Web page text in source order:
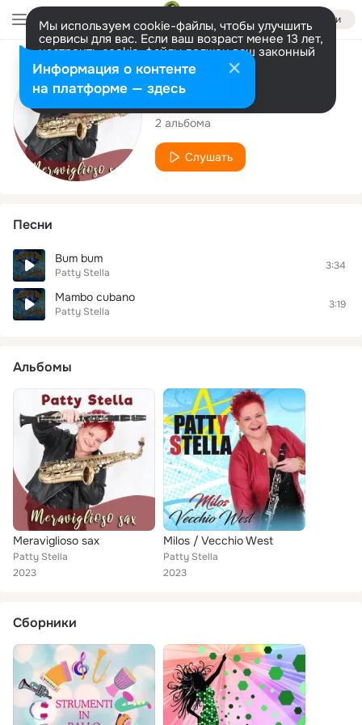
Войти
Мы используем cookie-файлы, чтобы улучшить
сервисы для вас. Если ваш возраст менее 13 лет,
настроить cookie-файлы должен ваш законный
представитель. Больше информации
Разрешить все Настроить
Исполнитель
Patty Stella
2 альбома
Слушать
Песни
Bum bum
Patty Stella
3:34
Mambo cubano
Patty Stella
3:19
Альбомы
Meraviglioso sax
Patty Stella
2023
Milos / Vecchio West
Patty Stella
2023
Сборники
Информация о контенте
на платформе — здесь